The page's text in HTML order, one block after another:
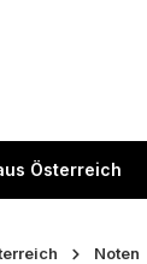
Österreich
Noten